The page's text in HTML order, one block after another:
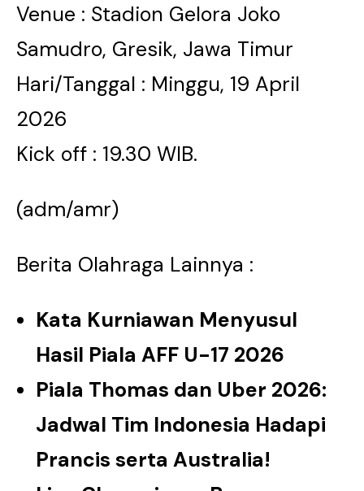
Venue : Stadion Gelora Joko
Samudro, Gresik, Jawa Timur
Hari/Tanggal : Minggu, 19 April
2026
Kick off : 19.30 WIB.
(adm/amr)
Berita Olahraga Lainnya :
Kata Kurniawan Menyusul
Hasil Piala AFF U-17 2026
Piala Thomas dan Uber 2026:
Jadwal Tim Indonesia Hadapi
Prancis serta Australia!